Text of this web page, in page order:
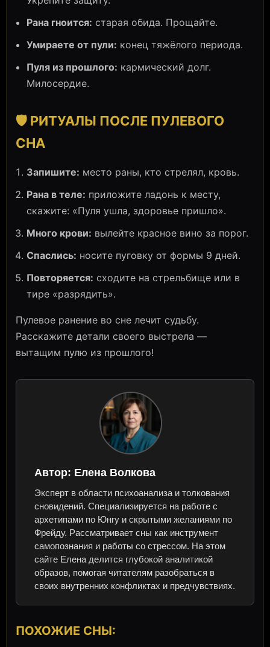
Рана гноится: старая обида. Прощайте.
Умираете от пули: конец тяжёлого периода.
Пуля из прошлого: кармический долг.
Милосердие.
🛡️ РИТУАЛЫ ПОСЛЕ ПУЛЕВОГО
СНА
Запишите: место раны, кто стрелял, кровь.
Рана в теле: приложите ладонь к месту,
скажите: «Пуля ушла, здоровье пришло».
Много крови: вылейте красное вино за порог.
Спаслись: носите пуговку от формы 9 дней.
Повторяется: сходите на стрельбище или в
тире «разрядить».
Пулевое ранение во сне лечит судьбу.
Расскажите детали своего выстрела —
вытащим пулю из прошлого!
Автор: Елена Волкова
Эксперт в области психоанализа и толкования
сновидений. Специализируется на работе с
архетипами по Юнгу и скрытыми желаниями по
Фрейду. Рассматривает сны как инструмент
самопознания и работы со стрессом. На этом
сайте Елена делится глубокой аналитикой
образов, помогая читателям разобраться в
своих внутренних конфликтах и предчувствиях.
ПОХОЖИЕ СНЫ: